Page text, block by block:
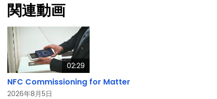
関連動画
02:29
NFC Commissioning for Matter
2026年8月5日